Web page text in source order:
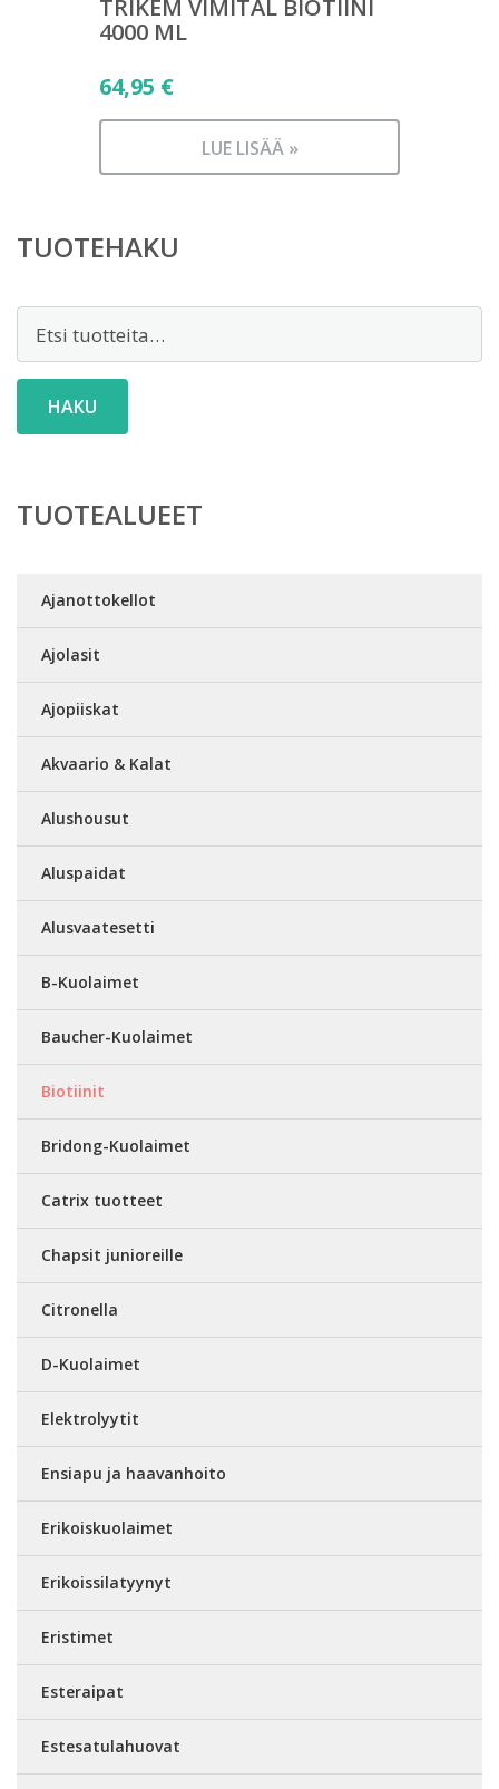
TRIKEM VIMITAL BIOTIINI
4000 ML
64,95 €
LUE LISÄÄ »
TUOTEHAKU
HAKU
TUOTEALUEET
Ajanottokellot
Ajolasit
Ajopiiskat
Akvaario & Kalat
Alushousut
Aluspaidat
Alusvaatesetti
B-Kuolaimet
Baucher-Kuolaimet
Biotiinit
Bridong-Kuolaimet
Catrix tuotteet
Chapsit junioreille
Citronella
D-Kuolaimet
Elektrolyytit
Ensiapu ja haavanhoito
Erikoiskuolaimet
Erikoissilatyynyt
Eristimet
Esteraipat
Estesatulahuovat